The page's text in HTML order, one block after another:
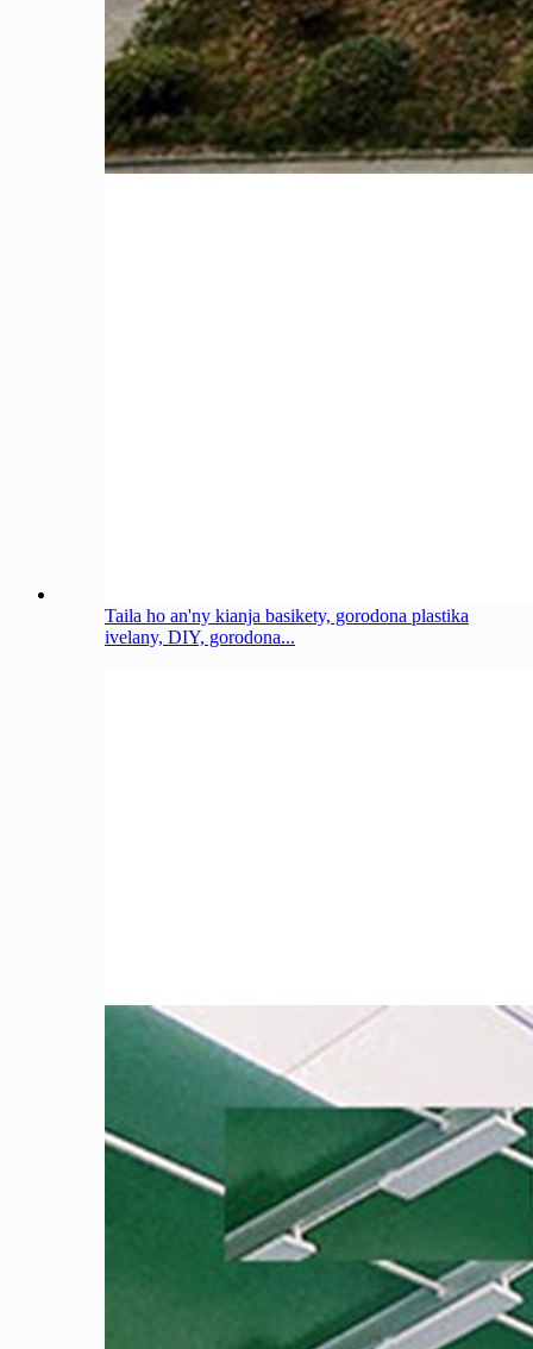
Taila ho an'ny kianja basikety, gorodona plastika
ivelany, DIY, gorodona...